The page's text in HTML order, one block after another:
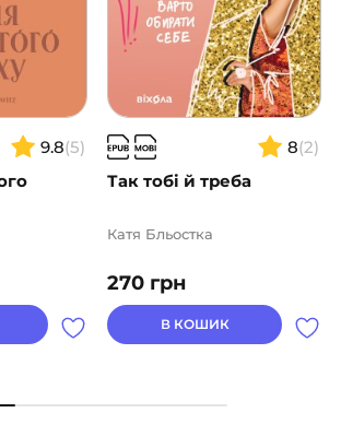
9.8(5)
8(2)
Так тобі й треба
270 грн
Катя Бльостка
В КОШИК